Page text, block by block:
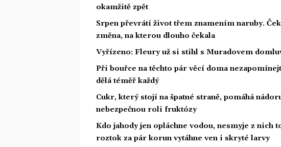
okamžitě zpět
Srpen převrátí život třem znamením naruby.
změna, na kterou dlouho čekala
Vyřízeno: Fleury už si stihl s Muradovem
Při bouřce na těchto pár věcí doma
dělá téměř každý
Cukr, který stojí na špatné straně, pomáhá
nebezpečnou roli fruktózy
Kdo jahody jen opláchne vodou, nesmyje z nich
roztok za pár korun vytáhne ven i skryté larvy